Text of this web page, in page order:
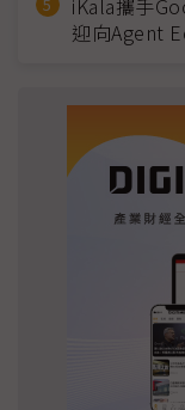
iKala攜手
迎向Agent